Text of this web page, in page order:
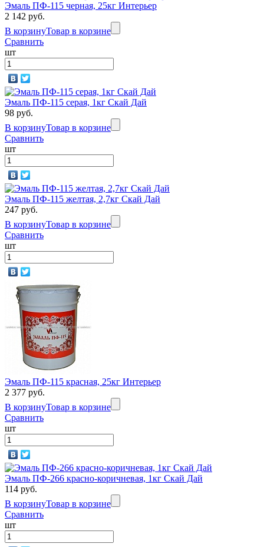
Эмаль ПФ-115 черная, 25кг Интерьер
2 142 руб.
В корзинуТовар в корзине
Сравнить
шт
Эмаль ПФ-115 серая, 1кг Скай Дай
98 руб.
В корзинуТовар в корзине
Сравнить
шт
Эмаль ПФ-115 желтая, 2,7кг Скай Дай
247 руб.
В корзинуТовар в корзине
Сравнить
шт
Эмаль ПФ-115 красная, 25кг Интерьер
2 377 руб.
В корзинуТовар в корзине
Сравнить
шт
Эмаль ПФ-266 красно-коричневая, 1кг Скай Дай
114 руб.
В корзинуТовар в корзине
Сравнить
шт